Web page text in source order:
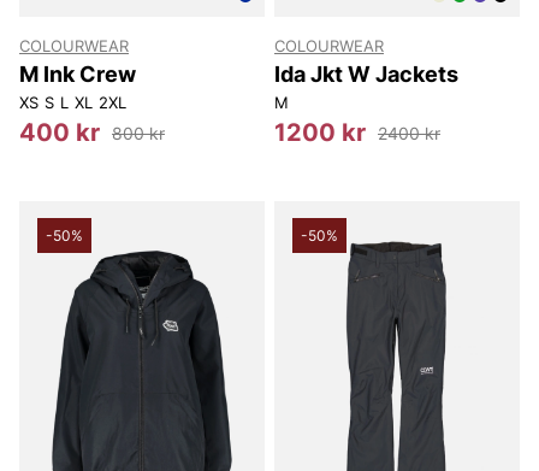
COLOURWEAR
M Ink Crew
XS S L XL 2XL
400 kr 800 kr
COLOURWEAR
Ida Jkt W Jackets
M
1200 kr 2400 kr
-50% -50%